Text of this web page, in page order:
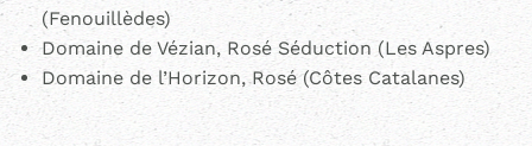
(Fenouillèdes)
Domaine de Vézian, Rosé Séduction (Les Aspres)
Domaine de l’Horizon, Rosé (Côtes Catalanes)